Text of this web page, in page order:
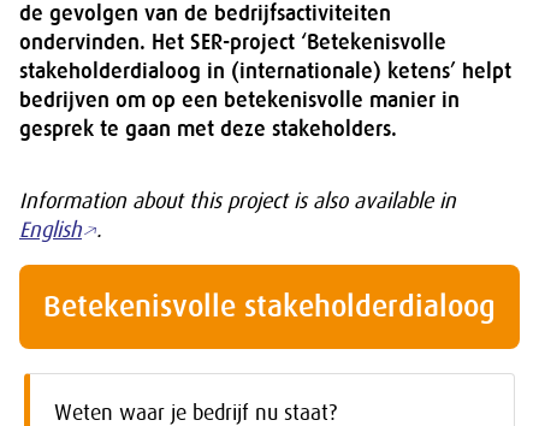
de gevolgen van de bedrijfsactiviteiten
ondervinden. Het SER-project ‘Betekenisvolle
stakeholderdialoog in (internationale) ketens’ helpt
bedrijven om op een betekenisvolle manier in
gesprek te gaan met deze stakeholders.
Information about this project is also available in
English
.
Betekenisvolle stakeholderdialoog
Weten waar je bedrijf nu staat?